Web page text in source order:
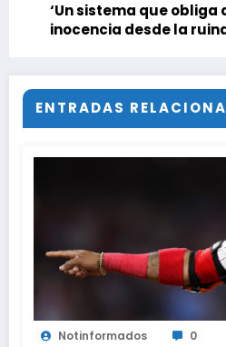
‘Un sistema que
inocencia desde la
ENTRADAS
Notinformados 0